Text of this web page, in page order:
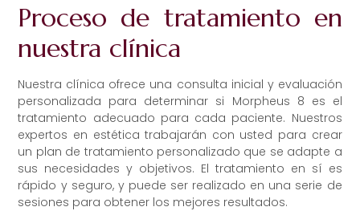
Proceso de tratamiento en
nuestra clínica
Nuestra clínica ofrece una consulta inicial y evaluación
personalizada para determinar si Morpheus 8 es el
tratamiento adecuado para cada paciente. Nuestros
expertos en estética trabajarán con usted para crear
un plan de tratamiento personalizado que se adapte a
sus necesidades y objetivos. El tratamiento en sí es
rápido y seguro, y puede ser realizado en una serie de
sesiones para obtener los mejores resultados.